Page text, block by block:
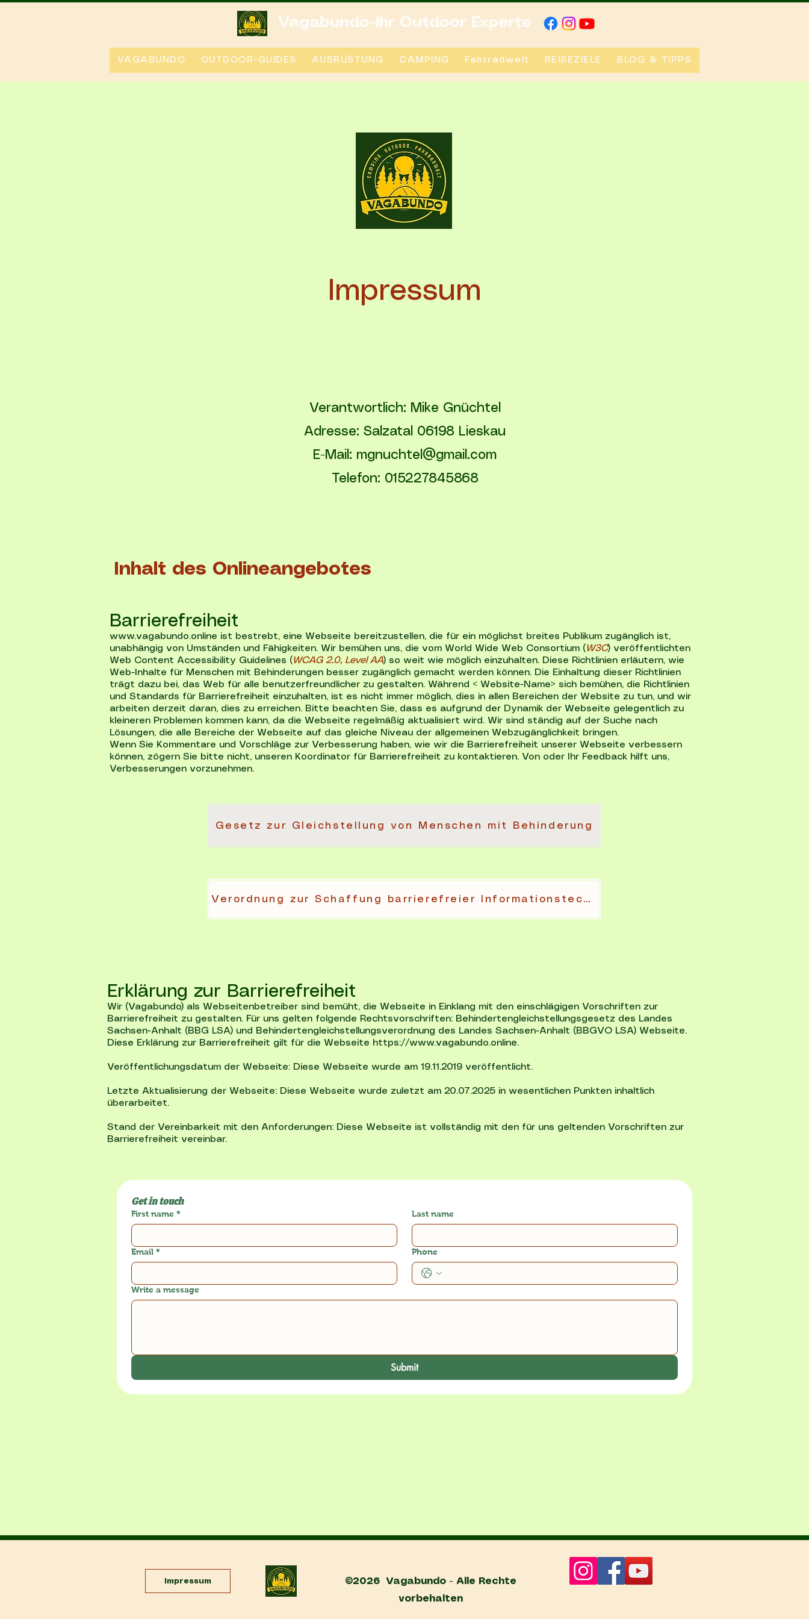
Vagabundo-Ihr Outdoor Experte
VAGABUNDO OUTDOOR-GUIDES AUSRÜSTUNG CAMPING Fahrradwelt REISEZIELE BLOG & TIPPS
Impressum
Verantwortlich: Mike Gnüchtel
Adresse: Salzatal 06198 Lieskau
E-Mail: mgnuchtel@gmail.com
Telefon: 015227845868
Inhalt des Onlineangebotes
Barrierefreiheit
www.vagabundo.online ist bestrebt, eine Webseite bereitzustellen, die für ein möglichst breites Publikum zugänglich ist,
unabhängig von Umständen und Fähigkeiten. Wir bemühen uns, die vom World Wide Web Consortium ( W3C) veröffentlichten
Web Content Accessibility Guidelines ( WCAG 2.0, Level AA) so weit wie möglich einzuhalten. Diese Richtlinien erläutern, wie
Web-Inhalte für Menschen mit Behinderungen besser zugänglich gemacht werden können. Die Einhaltung dieser Richtlinien
trägt dazu bei, das Web für alle benutzerfreundlicher zu gestalten. Während < Website-Name> sich bemühen, die Richtlinien
und Standards für Barrierefreiheit einzuhalten, ist es nicht immer möglich, dies in allen Bereichen der Website zu tun, und wir
arbeiten derzeit daran, dies zu erreichen. Bitte beachten Sie, dass es aufgrund der Dynamik der Webseite gelegentlich zu
kleineren Problemen kommen kann, da die Webseite regelmäßig aktualisiert wird. Wir sind ständig auf der Suche nach
Lösungen, die alle Bereiche der Webseite auf das gleiche Niveau der allgemeinen Webzugänglichkeit bringen.
Wenn Sie Kommentare und Vorschläge zur Verbesserung haben, wie wir die Barrierefreiheit unserer Webseite verbessern
können, zögern Sie bitte nicht, unseren Koordinator für Barrierefreiheit zu kontaktieren. Von oder Ihr Feedback hilft uns,
Verbesserungen vorzunehmen.
Gesetz zur Gleichstellung von Menschen mit Behinderung
Verordnung zur Schaffung barrierefreier Informationstechnik 0)
Erklärung zur Barrierefreiheit
Wir (Vagabundo) als Webseitenbetreiber sind bemüht, die Webseite in Einklang mit den einschlägigen Vorschriften zur
Barrierefreiheit zu gestalten. Für uns gelten folgende Rechtsvorschriften: Behindertengleichstellungsgesetz des Landes
Sachsen-Anhalt (BBG LSA) und Behindertengleichstellungsverordnung des Landes Sachsen-Anhalt (BBGVO LSA) Webseite.
Diese Erklärung zur Barrierefreiheit gilt für die Webseite https://www.vagabundo.online.
Veröffentlichungsdatum der Webseite: Diese Webseite wurde am 19.11.2019 veröffentlicht.
Letzte Aktualisierung der Webseite: Diese Webseite wurde zuletzt am 20.07.2025 in wesentlichen Punkten inhaltlich
überarbeitet.
Stand der Vereinbarkeit mit den Anforderungen: Diese Webseite ist vollständig mit den für uns geltenden Vorschriften zur
Barrierefreiheit vereinbar.
Get in touch
First name * Last name
Email * Phone
Write a message
Submit
Impressum
©2026 Vagabundo - Alle Rechte
vorbehalten